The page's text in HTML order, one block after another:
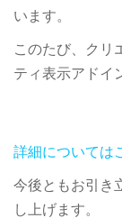
います。
このたび、クリ
ティ表示アドイ
詳細については
今後ともお引き
し上げます。